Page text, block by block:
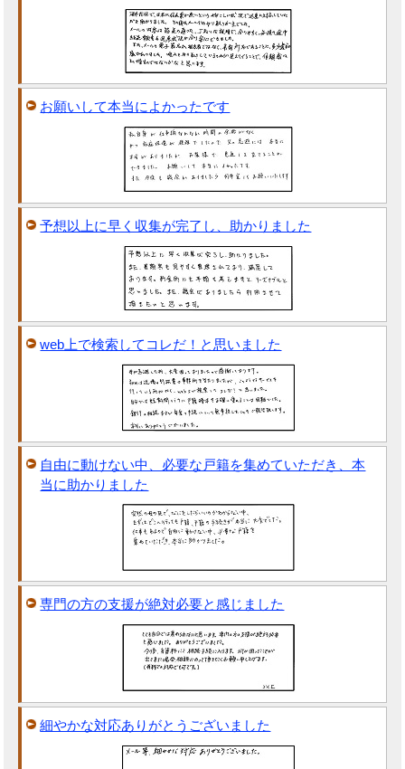
お願いして本当によかったです
予想以上に早く収集が完了し、助かりました
web上で検索してコレだ！と思いました
自由に動けない中、必要な戸籍を集めていただき、本
当に助かりました
専門の方の支援が絶対必要と感じました
細やかな対応ありがとうございました